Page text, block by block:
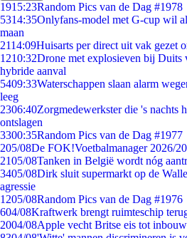
1915:23Random Pics van de Dag #1978
5314:35Onlyfans-model met G-cup wil
maan
2114:09Huisarts per direct uit vak gezet
1210:32Drone met explosieven bij Duits
hybride aanval
5409:33Waterschappen slaan alarm
leeg
2306:40Zorgmedewerkster die 's nachts
ontslagen
3300:35Random Pics van de Dag #1977
205/08De FOK!Voetbalmanager 2026/
2105/08Tanken in België wordt nóg
3405/08Dirk sluit supermarkt op de
agressie
1205/08Random Pics van de Dag #1976
604/08Kraftwerk brengt ruimteschip
2004/08Apple vecht Britse eis tot